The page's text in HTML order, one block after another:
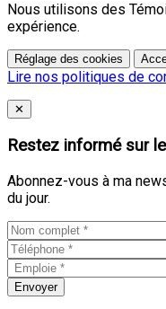
Nous utilisons des
expérience.
Réglage des cookies
Lire nos politiques de
Close
✕
Restez informé sur
Abonnez-vous à ma
du jour.
Envoyer